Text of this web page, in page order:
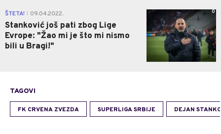
ŠTETA! 09.04.2022.
Stanković još pati zbog Lige
Evrope: "Žao mi je što mi nismo
bili u Bragi!"
0
TAGOVI
FK CRVENA ZVEZDA SUPERLIGA SRBIJE DEJAN